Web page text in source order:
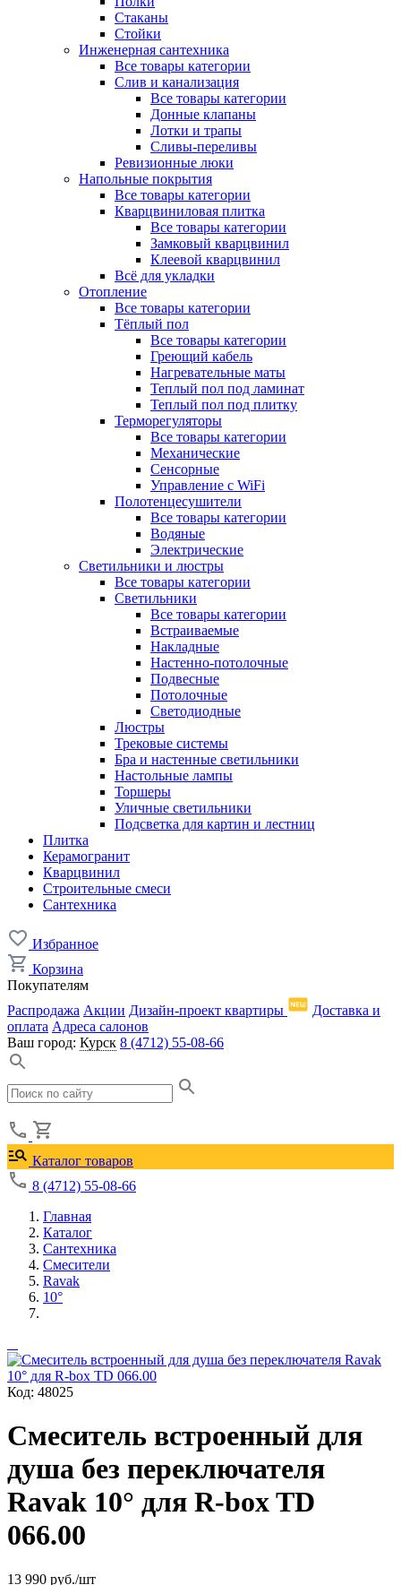
Стаканы
Стойки
Инженерная сантехника
Все товары категории
Слив и канализация
Все товары категории
Донные клапаны
Лотки и трапы
Сливы-переливы
Ревизионные люки
Напольные покрытия
Все товары категории
Кварцвиниловая плитка
Все товары категории
Замковый кварцвинил
Клеевой кварцвинил
Всё для укладки
Отопление
Все товары категории
Тёплый пол
Все товары категории
Греющий кабель
Нагревательные маты
Теплый пол под ламинат
Теплый пол под плитку
Терморегуляторы
Все товары категории
Механические
Сенсорные
Управление с WiFi
Полотенцесушители
Все товары категории
Водяные
Электрические
Светильники и люстры
Все товары категории
Светильники
Все товары категории
Встраиваемые
Накладные
Настенно-потолочные
Подвесные
Потолочные
Светодиодные
Люстры
Трековые системы
Бра и настенные светильники
Настольные лампы
Торшеры
Уличные светильники
Подсветка для картин и лестниц
Плитка
Керамогранит
Кварцвинил
Строительные смеси
Сантехника
Избранное
Корзина
Покупателям
Распродажа Акции Дизайн-проект квартиры
Доставка и
оплата Адреса салонов
Ваш город: Курск 8 (4712) 55-08-66
Каталог товаров
8 (4712) 55-08-66
Главная
Каталог
Сантехника
Смесители
Ravak
10°
Код: 48025
Смеситель встроенный для
душа без переключателя
Ravak 10° для R-box TD
066.00
13 990 руб./шт